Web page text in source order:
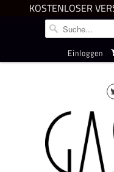
KOSTENLOSER
Einloggen